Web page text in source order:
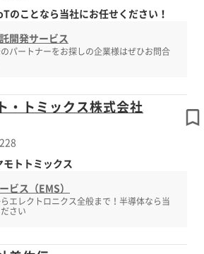
のことなら当社にお任せください！
開発サービス
パートナーをお探しの企業様はぜひお問合
・トミックス株式会社
トトミックス
ビス（EMS）
エレクトロニクス全般まで！半導体なら当
さい